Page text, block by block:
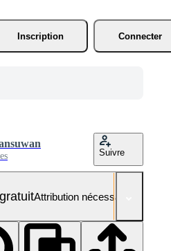
Inscription
Connecter
Suivre
Attribution nécessaire